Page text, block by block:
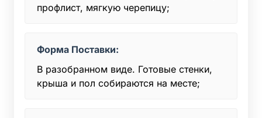
профлист, мягкую черепицу;
Форма Поставки:
В разобранном виде. Готовые стенки,
крыша и пол собираются на месте;